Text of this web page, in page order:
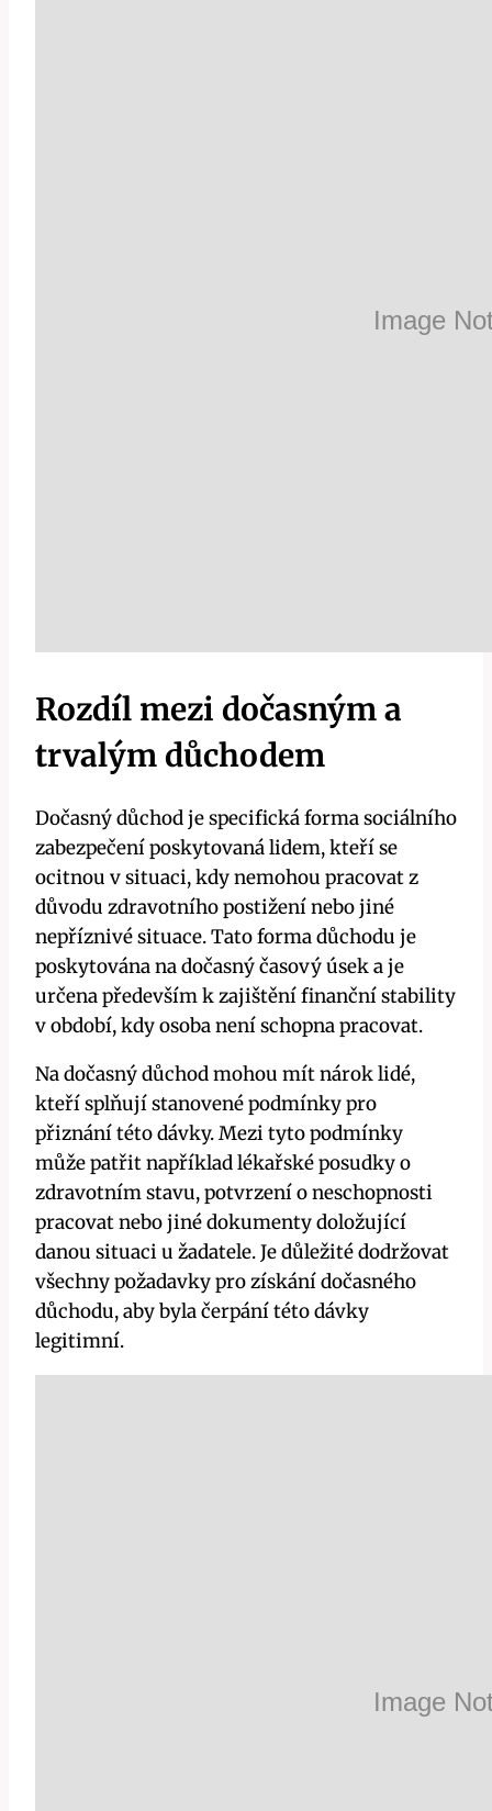
Rozdíl mezi dočasným a
trvalým důchodem
Dočasný důchod je specifická forma sociálního
zabezpečení poskytovaná lidem, kteří se
ocitnou v situaci, kdy nemohou pracovat z
důvodu zdravotního postižení nebo jiné
nepříznivé situace. Tato forma důchodu je
poskytována na dočasný časový úsek a je
určena především k zajištění finanční stability
v období, kdy osoba není schopna pracovat.
Na dočasný důchod mohou mít nárok lidé,
kteří splňují stanovené podmínky pro
přiznání této dávky. Mezi tyto podmínky
může patřit například lékařské posudky o
zdravotním stavu, potvrzení o neschopnosti
pracovat nebo jiné dokumenty doložující
danou situaci u žadatele. Je důležité dodržovat
všechny požadavky pro získání dočasného
důchodu, aby byla čerpání této dávky
legitimní.